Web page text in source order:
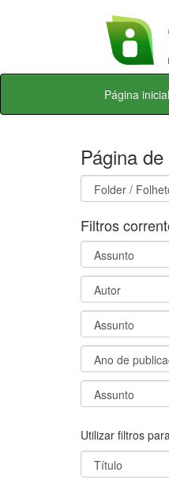
Skip
Página inicial
Página
Filtros
Utilizar filtros